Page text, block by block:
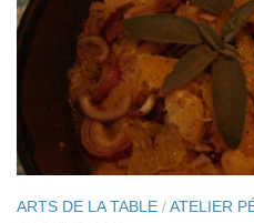
ARTS DE LA TABLE /ATELIER